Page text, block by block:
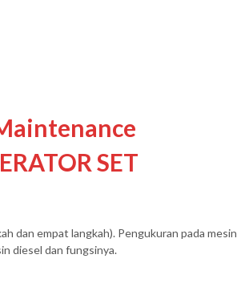
SET
dan empat langkah). Pengukuran pada
diesel dan fungsinya.